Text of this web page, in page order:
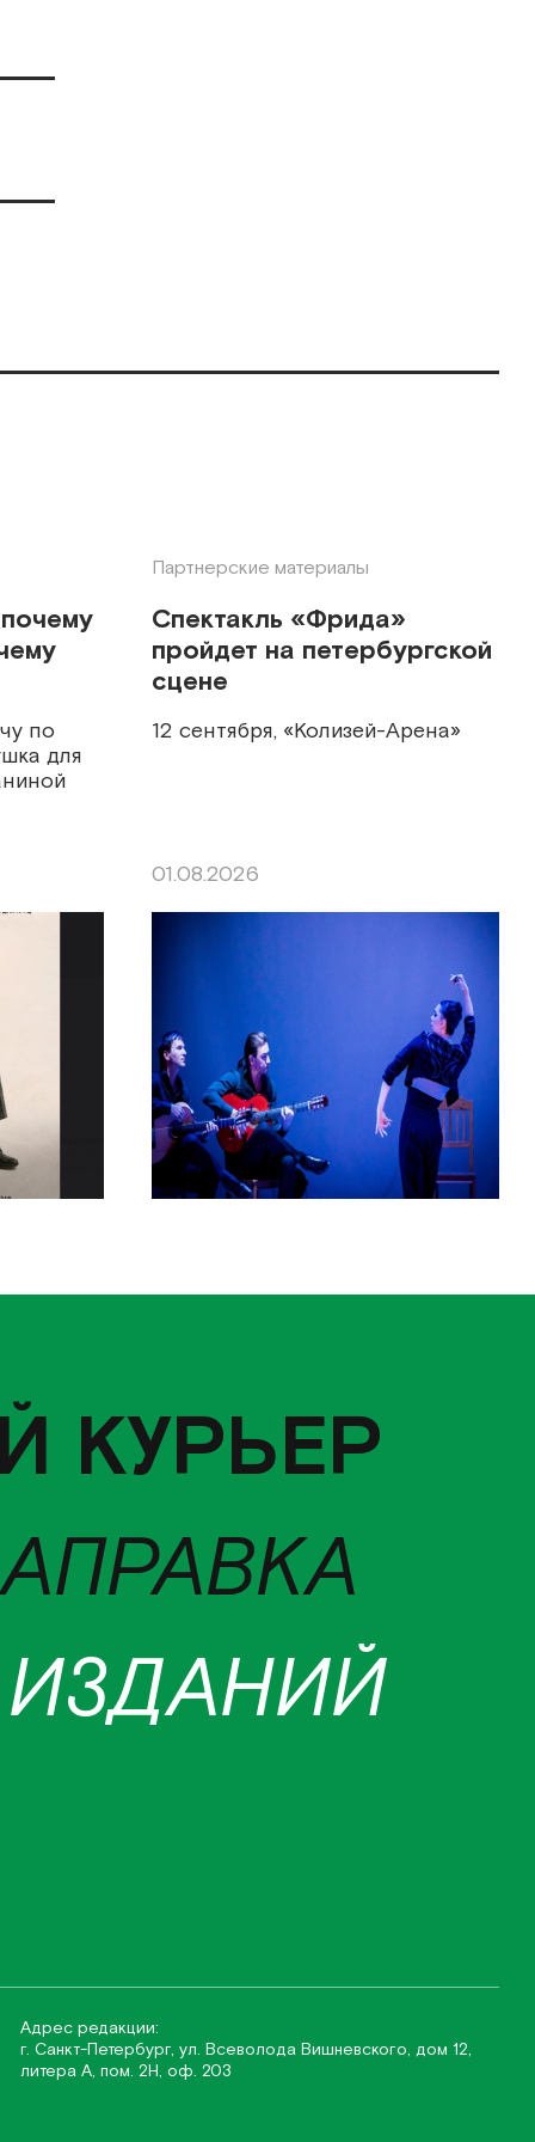
по
для
Партнерские материалы
Спектакль «Фрида»
пройдет на петербургской
сцене
12 сентября, «Колизей-Арена»
01.08.2026
КУРЬЕР
Адрес редакции:
г. Санкт-Петербург, ул. Всеволода Вишневского, дом 12,
литера А, пом. 2Н, оф. 203